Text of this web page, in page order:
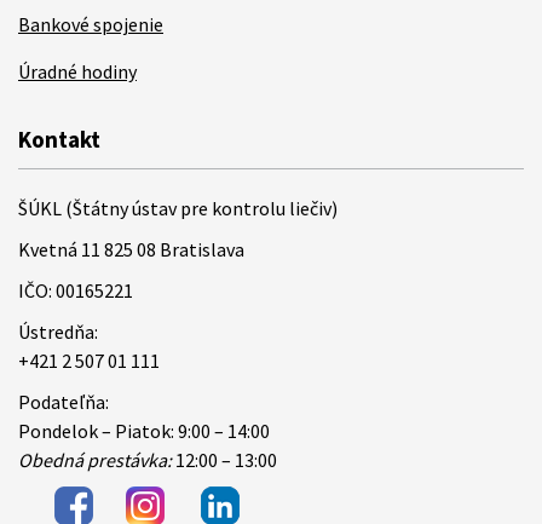
Bankové spojenie
Úradné hodiny
Kontakt
ŠÚKL (Štátny ústav pre kontrolu liečiv)
Kvetná 11 825 08 Bratislava
IČO: 00165221
Ústredňa:
+421 2 507 01 111
Podateľňa:
Pondelok – Piatok: 9:00 – 14:00
Obedná prestávka:12:00 – 13:00